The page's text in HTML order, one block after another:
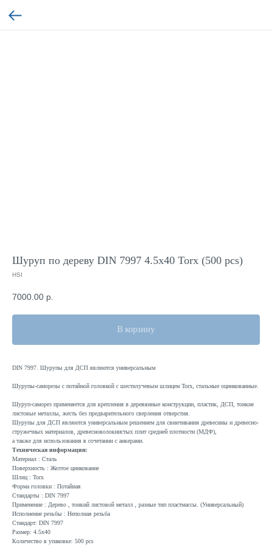
Шуруп по дереву DIN 7997 4.5x40 Torx (500 pcs)
HSI
7000.00 р.
В корзину
DIN 7997. Шурупы для ДСП являются универсальным
Шурупы-саморезы с потайной головкой с шестилучевым шлицем Torx, стальные оцинкованные.
Шуруп-саморез применяется для крепления в деревянные конструкции, пластик, ДСП, тонкие
листовые металлы, жесть без предварительного сверления отверстия.
Шурупы для ДСП являются универсальным решением для свинчивания древесины и древесно-
стружечных материалов, древесноволокнистых плит средней плотности (МДФ),
а также для использования в сочетании с анкерами.
Техническая информация:
Материал : Сталь
Поверхность : Желтое цинкование
Шлиц : Torx
Форма головки : Потайная
Стандарты : DIN 7997
Применение : Дерево , тонкий листовой металл , разные тип пластмассы. (Универсальный)
Исполнение резьбы : Неполная резьба
Стандарт: DIN 7997
Размер: 4.5x40
Количество в упаковке: 500 pcs